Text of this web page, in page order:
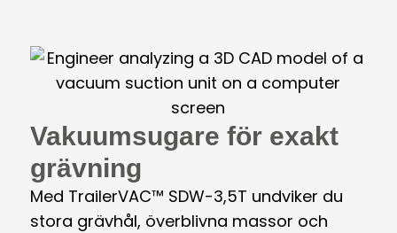
Vakuumsugare för exakt
grävning
Med TrailerVAC™ SDW-3,5T undviker du
stora grävhål, överblivna massor och